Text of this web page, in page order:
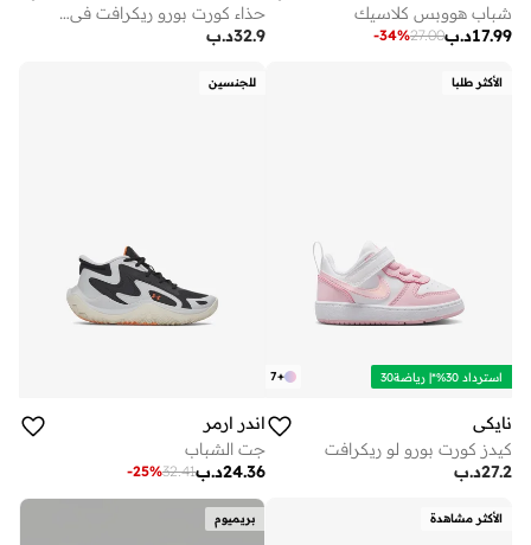
شباب هووبس كلاسيك
د.ب17.99
27.00
-34%
حذاء كورت بورو ريكرافت في برقبة منخفضة للاطفال
د.ب32.9
الأكثر طلبا
+
7 استرداد 30%*| رياضة30
نايكي
كيدز كورت بورو لو ريكرافت
د.ب27.2
للجنسين
اندر ارمر
جت الشباب
د.ب24.36
32.41
-25%
الأكثر مشاهدة بريميوم